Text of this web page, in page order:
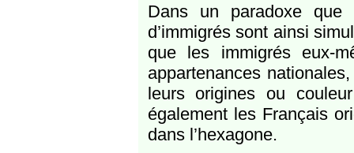
Dans un paradoxe que
d’immigrés sont ainsi
que les immigrés eux-
appartenances
leurs origines ou
également les Français
dans l’hexagone.